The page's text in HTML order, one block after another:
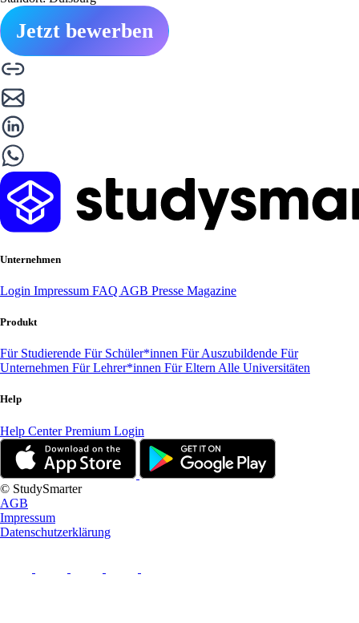
Jetzt bewerben
Unternehmen
Login Impressum FAQ AGB Presse Magazine
Produkt
Für Studierende Für Schüler*innen Für Auszubildende Für
Unternehmen Für Lehrer*innen Für Eltern Alle Universitäten
Help
Help CenterPremium Login
© StudySmarter
AGB
Impressum
Datenschutzerklärung